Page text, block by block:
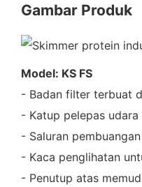
Gambar Produk
Model: KS FS
- Badan filter terbuat
- Katup pelepas
- Saluran
- Kaca penglihatan
- Penutup atas